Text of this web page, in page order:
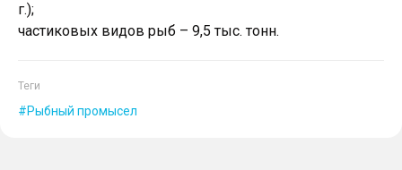
г.);
частиковых видов рыб – 9,5 тыс. тонн.
Теги
Рыбный промысел